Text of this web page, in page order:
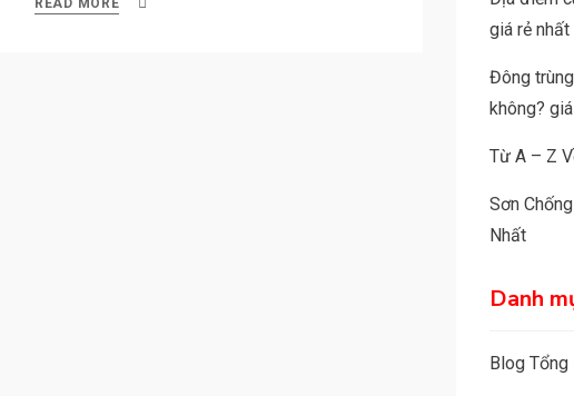
READ MORE
giá rẻ nhất
Đông
không?
Từ A – Z
Sơn
Nhất
Danh
Blog Tổng